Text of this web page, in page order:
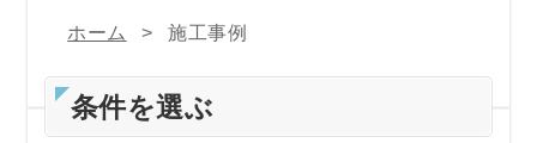
ホーム 施工事例
条件を選ぶ